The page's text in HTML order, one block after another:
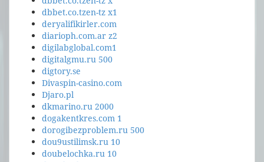
dbbet.co.tzen-tz x1
deryalifikirler.com
diarioph.com.ar z2
digilabglobal.com1
digitalgmu.ru 500
digtory.se
Divaspin-casino.com
Djaro.pl
dkmarino.ru 2000
dogakentkres.com 1
dorogibezproblem.ru 500
dou9ustilimsk.ru 10
doubelochka.ru 10